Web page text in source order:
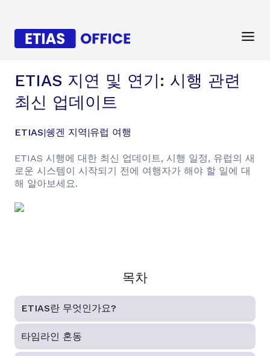
ETIAS 지연 및 연기: 시행 관련
최신 업데이트
ETIAS|쉥겐 지역|유럽 여행
ETIAS 시행에 대한 최신 업데이트, 시행 일정, 유럽의 새
로운 시스템이 시작되기 전에 여행자가 해야 할 일에 대
해 알아보세요.
목차
ETIAS란 무엇인가요?
타임라인 혼동